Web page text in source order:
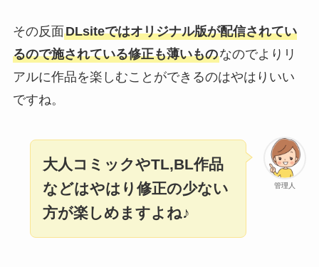
その反面DLsiteではオリジナル版が配信されてい
るので施されている修正も薄いものなのでよりリ
アルに作品を楽しむことができるのはやはりいい
ですね。
管理人
大人コミックやTL,BL作品
などはやはり修正の少ない
方が楽しめますよね♪